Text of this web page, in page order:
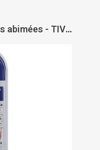
Forets extracteurs de vis abimées - TIVOLY